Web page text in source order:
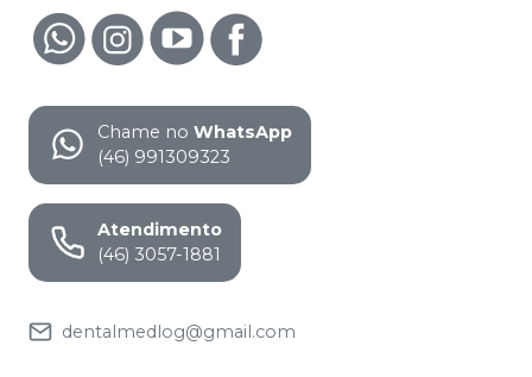
Chame no WhatsApp
(46) 991309323
Atendimento
(46) 3057-1881
dentalmedlog@gmail.com